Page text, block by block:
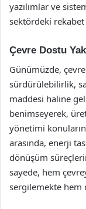
yazılımlar ve
sektördeki rekabet
Çevre Dostu
Günümüzde,
sürdürülebilirlik,
maddesi haline
benimseyerek,
yönetimi
arasında, enerji
dönüşüm
sayede, hem
sergilemekte hem